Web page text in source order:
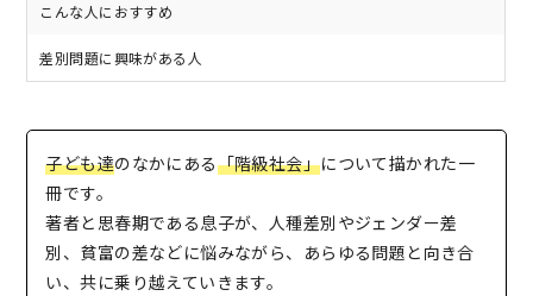
こんな人におすすめ
差別問題に興味がある人
子ども達のなかにある「階級社会」について描かれた一
冊です。
著者と思春期である息子が、人種差別やジェンダー差
別、貧富の差などに悩みながら、あらゆる問題と向き合
い、共に乗り越えていきます。